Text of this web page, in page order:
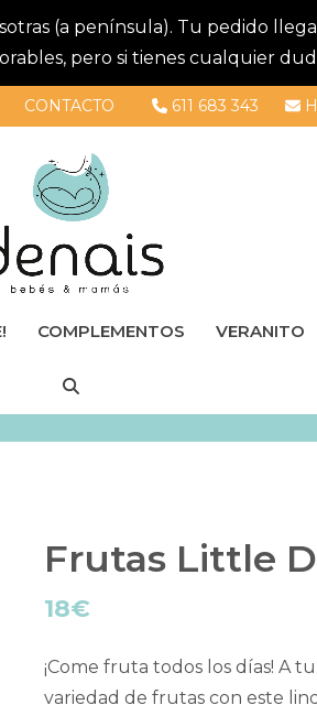
(a península). Tu pedido
pero si tienes cualquier
CONTACTO 611 683 343
COMPLEMENTOS VERANITO
Frutas Little
18€
¡Come fruta todos los días! A
variedad de frutas con este